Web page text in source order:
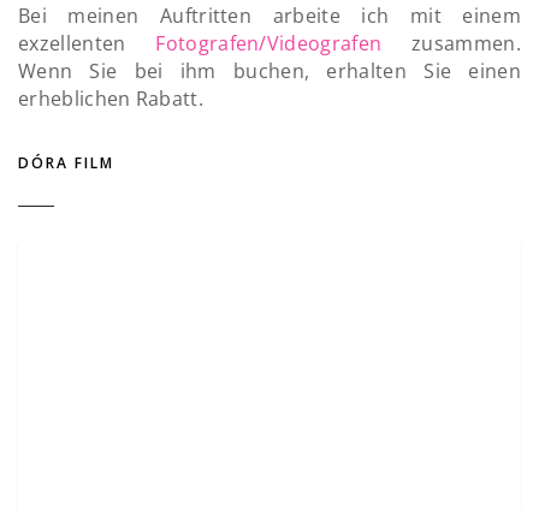
Bei meinen Auftritten arbeite ich mit einem
exzellenten Fotografen/Videografen zusammen.
Wenn Sie bei ihm buchen, erhalten Sie einen
erheblichen Rabatt.
DÓRA FILM